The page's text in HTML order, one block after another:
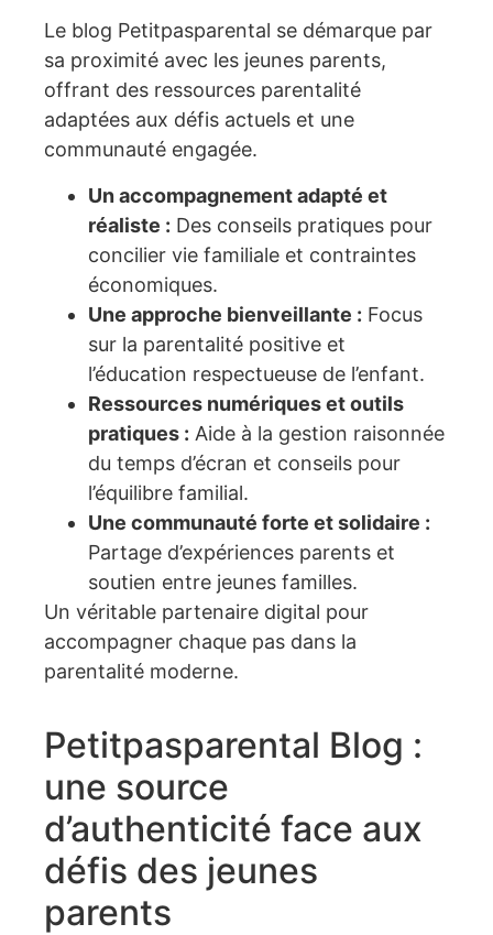
Le blog Petitpasparental se démarque par
sa proximité avec les jeunes parents,
offrant des ressources parentalité
adaptées aux défis actuels et une
communauté engagée.
Un accompagnement adapté et
réaliste : Des conseils pratiques pour
concilier vie familiale et contraintes
économiques.
Une approche bienveillante : Focus
sur la parentalité positive et
l’éducation respectueuse de l’enfant.
Ressources numériques et outils
pratiques : Aide à la gestion raisonnée
du temps d’écran et conseils pour
l’équilibre familial.
Une communauté forte et solidaire :
Partage d’expériences parents et
soutien entre jeunes familles.
Un véritable partenaire digital pour
accompagner chaque pas dans la
parentalité moderne.
Petitpasparental Blog :
une source
d’authenticité face aux
défis des jeunes
parents